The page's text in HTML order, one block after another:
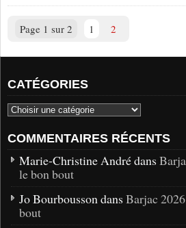
Page 1 sur 2 1 2
CATÉGORIES
COMMENTAIRES RÉCENTS
Marie-Christine André dans
le bon bout
Jo Bourbousson dans Barjac
bout